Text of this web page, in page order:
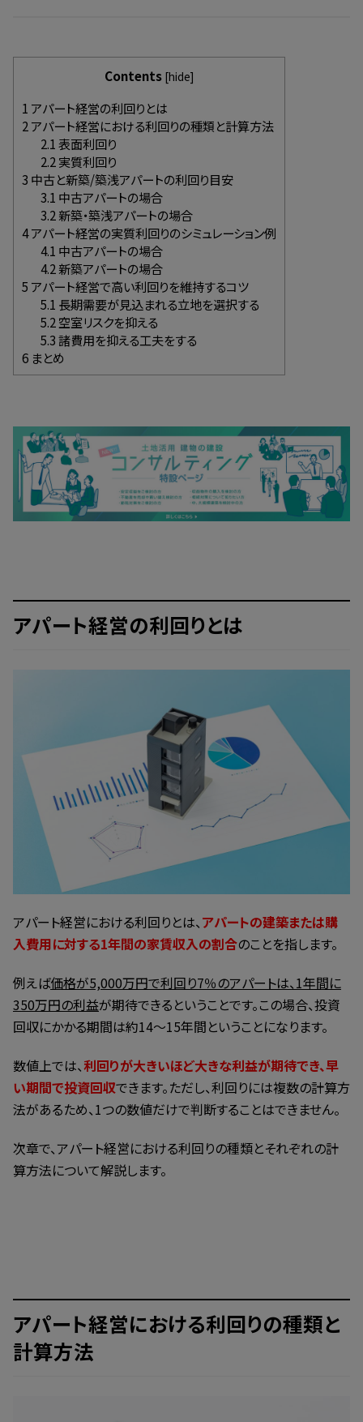
Contents [hide]
1 アパート経営の利回りとは
2アパート経営における利回りの種類と計算方法
2.1表面利回り
2.2実質利回り
3 中古と新築/築浅アパートの利回り目安
3.1 中古アパートの場合
3.2新築・築浅アパートの場合
4アパート経営の実質利回りのシミュレーション例
4.1 中古アパートの場合
4.2新築アパートの場合
5 アパート経営で高い利回りを維持するコツ
5.1 長期需要が見込まれる立地を選択する
5.2空室リスクを抑える
5.3諸費用を抑える工夫をする
6 まとめ
アパート経営の利回りとは
アパート経営における利回りとは、アパートの建築または購
入費用に対する1年間の家賃収入の割合のことを指します。
例えば価格が5,000万円で利回り7％のアパートは、1年間に
350万円の利益が期待できるということです。この場合、投資
回収にかかる期間は約14～15年間ということになります。
数値上では、利回りが大きいほど大きな利益が期待でき、早
い期間で投資回収できます。ただし、利回りには複数の計算方
法があるため、1つの数値だけで判断することはできません。
次章で、アパート経営における利回りの種類とそれぞれの計
算方法について解説します。
アパート経営における利回りの種類と
計算方法